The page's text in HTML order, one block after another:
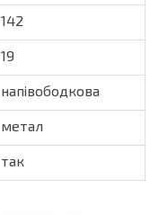
142
19
напівободкова
метал
так